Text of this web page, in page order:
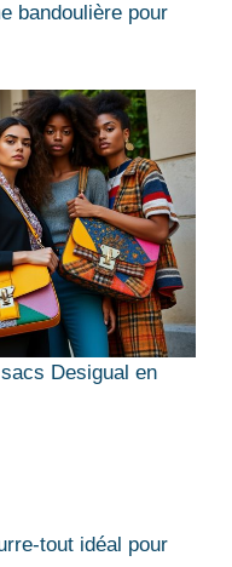
bandoulière pour
Desigual en
tout idéal pour